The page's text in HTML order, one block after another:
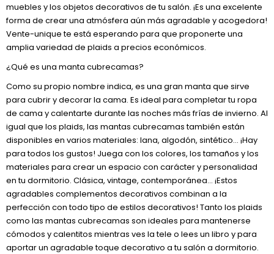
muebles y los objetos decorativos de tu salón. ¡Es una excelente
forma de crear una atmósfera aún más agradable y acogedora!
Vente-unique te está esperando para que proponerte una
amplia variedad de plaids a precios económicos.
¿Qué es una manta cubrecamas?
Como su propio nombre indica, es una gran manta que sirve
para cubrir y decorar la cama. Es ideal para completar tu ropa
de cama y calentarte durante las noches más frías de invierno. Al
igual que los plaids, las mantas cubrecamas también están
disponibles en varios materiales: lana, algodón, sintético... ¡Hay
para todos los gustos! Juega con los colores, los tamaños y los
materiales para crear un espacio con carácter y personalidad
en tu dormitorio. Clásica, vintage, contemporánea... ¡Estos
agradables complementos decorativos combinan a la
perfección con todo tipo de estilos decorativos! Tanto los plaids
como las mantas cubrecamas son ideales para mantenerse
cómodos y calentitos mientras ves la tele o lees un libro y para
aportar un agradable toque decorativo a tu salón a dormitorio.